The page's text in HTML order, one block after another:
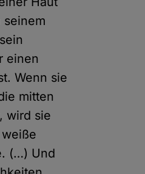
einen
Wenn sie
mitten
wird sie
(…) Und